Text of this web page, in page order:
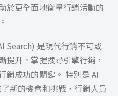
於更全面地衡量行銷活動的
Search) 是現代行銷不可或
提升。掌握搜尋引擎行銷，
銷成功的關鍵。 特別是 AI
新的機會和挑戰，行銷人員